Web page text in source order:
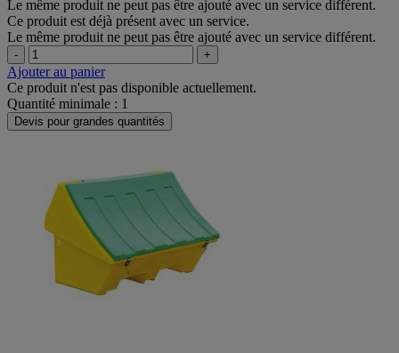
Le même produit ne peut pas être ajouté avec un service différent.
Ce produit est déjà présent avec un service.
Le même produit ne peut pas être ajouté avec un service différent.
- +
Ajouter au panier
Ce produit n'est pas disponible actuellement.
Quantité minimale : 1
Devis pour grandes quantités